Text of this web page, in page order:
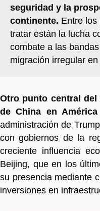
seguridad y la
continente. Entre los
tratar están la lucha
combate a las
migración irregular
Otro punto central del
de China en
administración de
con gobiernos de la
creciente influencia
Beijing, que en los
su presencia mediante
inversiones en